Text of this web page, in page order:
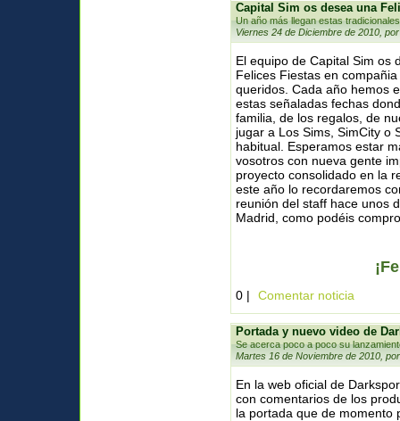
Capital Sim os desea una
Un año más llegan estas
Viernes 24 de Diciembre de 2010,
El equipo de Capital Sim os
Felices Fiestas en
queridos. Cada año hemos
estas señaladas fechas
familia, de los regalos, de
jugar a Los Sims, SimCity o
habitual. Esperamos estar
vosotros con nueva gente
proyecto consolidado en la
este año lo recordaremos
reunión del staff hace unos
Madrid, como podéis
0 | Comentar noticia
Portada y nuevo video de
Se acerca poco a poco su
Martes 16 de Noviembre de 2010,
En la web oficial de
con comentarios de los
la portada que de momento